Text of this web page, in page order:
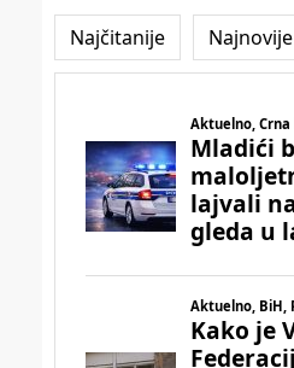
Najčitanije Najnovije